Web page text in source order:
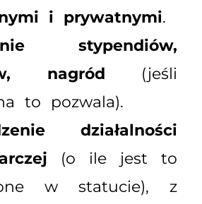
i prywatnymi.
stypendiów,
nagród (jeśli
to pozwala).
działalności
(o ile jest to
w statucie), z